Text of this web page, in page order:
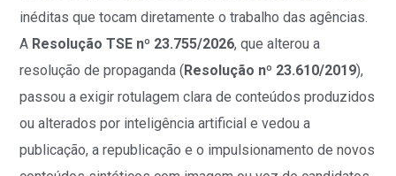
inéditas que tocam diretamente o trabalho das agências.
A Resolução TSE nº 23.755/2026, que alterou a
resolução de propaganda (Resolução nº 23.610/2019),
passou a exigir rotulagem clara de conteúdos produzidos
ou alterados por inteligência artificial e vedou a
publicação, a republicação e o impulsionamento de novos